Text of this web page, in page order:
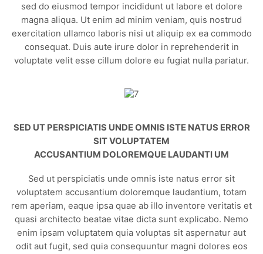
sed do eiusmod tempor incididunt ut labore et dolore
magna aliqua. Ut enim ad minim veniam, quis nostrud
exercitation ullamco laboris nisi ut aliquip ex ea commodo
consequat. Duis aute irure dolor in reprehenderit in
voluptate velit esse cillum dolore eu fugiat nulla pariatur.
SED UT PERSPICIATIS UNDE OMNIS ISTE NATUS ERROR
SIT VOLUPTATEM
ACCUSANTIUM DOLOREMQUE LAUDANTI UM
Sed ut perspiciatis unde omnis iste natus error sit
voluptatem accusantium doloremque laudantium, totam
rem aperiam, eaque ipsa quae ab illo inventore veritatis et
quasi architecto beatae vitae dicta sunt explicabo. Nemo
enim ipsam voluptatem quia voluptas sit aspernatur aut
odit aut fugit, sed quia consequuntur magni dolores eos